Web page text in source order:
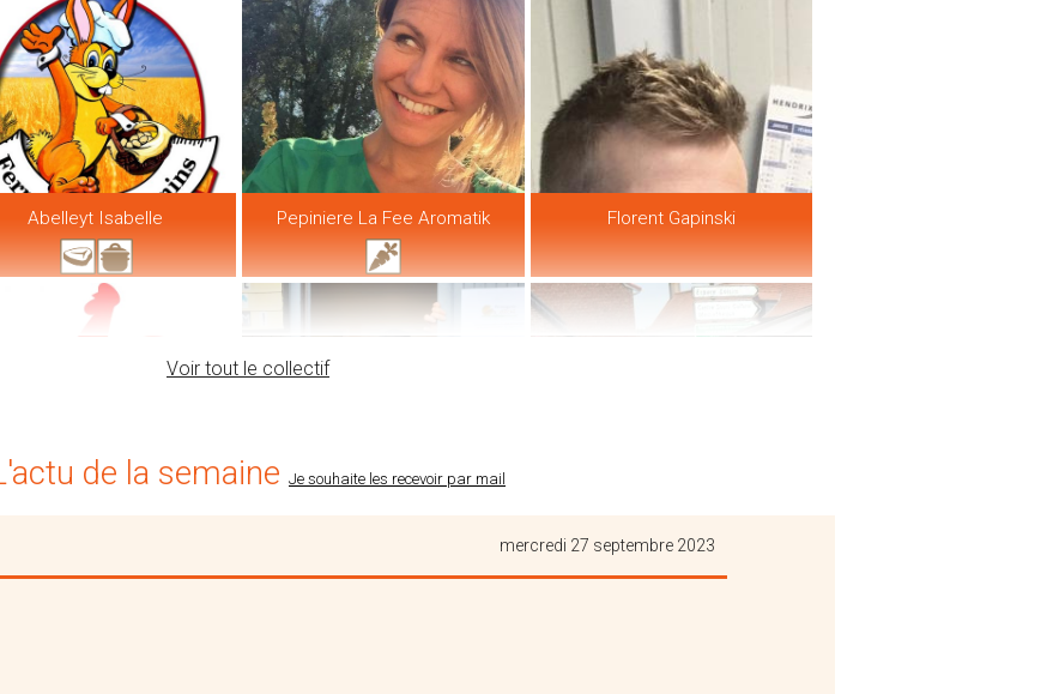
Abelleyt Isabelle Pepiniere La Fee Aromatik Florent Gapinski
Du Pain Décroissant
Voir tout le collectif
de la semaine Je souhaite les recevoir par mail
mercredi 27 septembre 2023